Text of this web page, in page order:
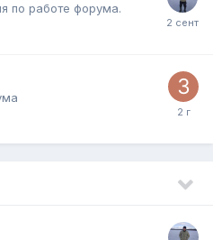
по работе форума.